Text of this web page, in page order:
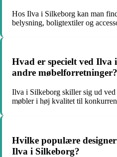
Hos Ilva i Silkeborg kan man
belysning, boligtextiler og
Hvad er specielt ved
andre møbelforretninger?
Ilva i Silkeborg skiller sig ud
møbler i høj kvalitet til
Hvilke populære
Ilva i Silkeborg?